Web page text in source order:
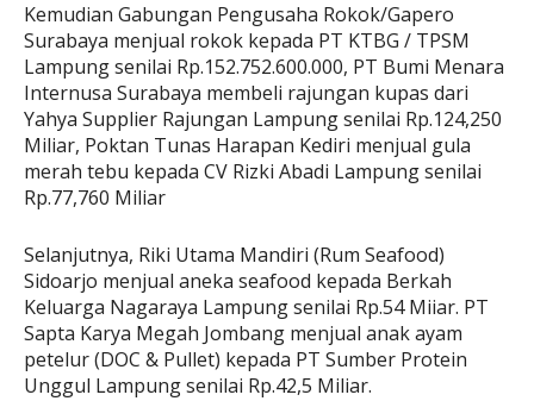
Kemudian Gabungan Pengusaha Rokok/Gapero
Surabaya menjual rokok kepada PT KTBG / TPSM
Lampung senilai Rp.152.752.600.000, PT Bumi Menara
Internusa Surabaya membeli rajungan kupas dari
Yahya Supplier Rajungan Lampung senilai Rp.124,250
Miliar, Poktan Tunas Harapan Kediri menjual gula
merah tebu kepada CV Rizki Abadi Lampung senilai
Rp.77,760 Miliar
Selanjutnya, Riki Utama Mandiri (Rum Seafood)
Sidoarjo menjual aneka seafood kepada Berkah
Keluarga Nagaraya Lampung senilai Rp.54 Miiar. PT
Sapta Karya Megah Jombang menjual anak ayam
petelur (DOC & Pullet) kepada PT Sumber Protein
Unggul Lampung senilai Rp.42,5 Miliar.